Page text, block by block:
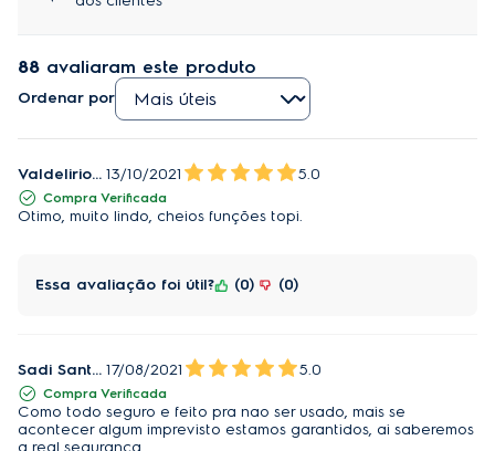
88 avaliaram este produto
Ordenar por
Valdelirio Santos 13/10/2021 5.0
Compra Verificada
Otimo, muito lindo, cheios funções topi.
Essa avaliação foi útil? 0 0
Sadi Santana 17/08/2021 5.0
Compra Verificada
Como todo seguro e feito pra nao ser usado, mais se
acontecer algum imprevisto estamos garantidos, ai saberemos
a real seguranca